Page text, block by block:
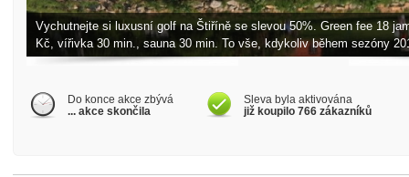
Vychutnejte si luxusní golf na Štiříně se slevou 50%. Green fee 18
Kč, vířivka 30 min., sauna 30 min. To vše, kdykoliv během sezóny
Do konce akce zbývá
... akce skončila
Sleva byla aktivována
již koupilo 766 zákazníků